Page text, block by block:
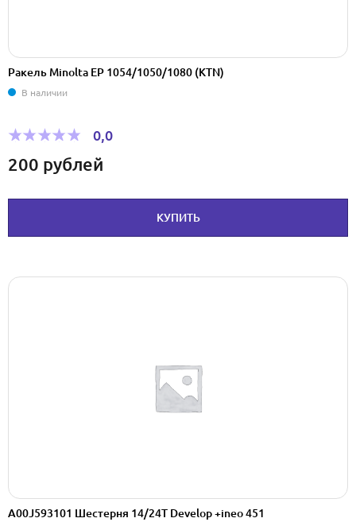
Ракель Minolta EP 1054/1050/1080 (KTN)
В наличии
0,0
200 рублей
КУПИТЬ
A00J593101 Шестерня 14/24T Develop +ineo 451